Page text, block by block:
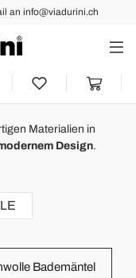
an info@viadurini.ch
Hohe
Made in
Materialien in
Design.
Bademäntel